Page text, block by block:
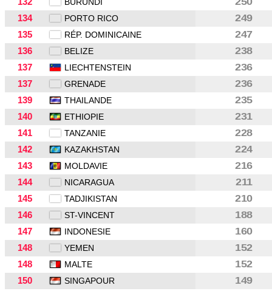
134
PORTO RICO
249
135
RÉP. DOMINICAINE
247
136
BELIZE
238
137
LIECHTENSTEIN
236
137
GRENADE
236
139
THAILANDE
235
140
ETHIOPIE
231
141
TANZANIE
228
142
KAZAKHSTAN
224
143
MOLDAVIE
216
144
NICARAGUA
211
145
TADJIKISTAN
210
146
ST-VINCENT
188
147
INDONESIE
160
148
YEMEN
152
148
MALTE
152
150
SINGAPOUR
149